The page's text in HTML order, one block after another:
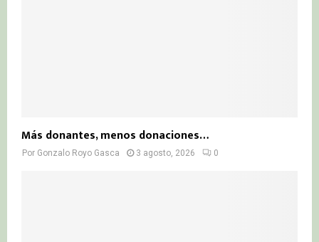
Más donantes, menos donaciones…
Por Gonzalo Royo Gasca 3 agosto, 2026 0